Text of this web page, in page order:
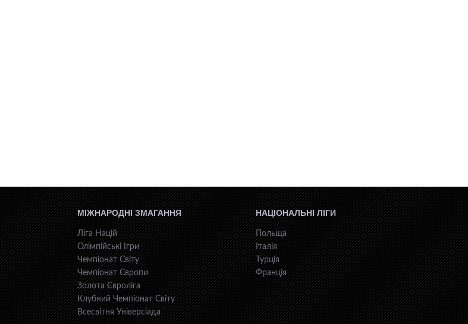
МІЖНАРОДНІ ЗМАГАННЯ
Ліга Націй
Олімпійські Ігри
Чемпіонат Світу
Чемпіонат Європи
Золота Євроліга
Клубний Чемпіонат Світу
Всесвiтня Унiверсiaда
НАЦІОНАЛЬНІ ЛІГИ
Польща
Італія
Турція
Франція